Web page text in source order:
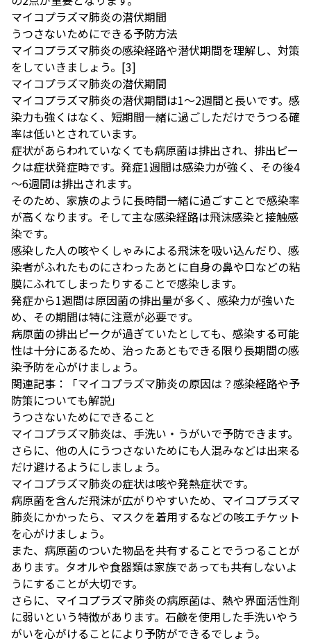
マイコプラズマ肺炎の潜伏期間
うつさないためにできる予防方法
マイコプラズマ肺炎の感染経路や潜伏期間を理解し、対策
をしていきましょう。 [3]
マイコプラズマ肺炎の潜伏期間
マイコプラズマ肺炎の潜伏期間は1～2週間と長いです。感
染力も強くはなく、短期間一緒に過ごしただけでうつる確
率は低いとされています。
症状があらわれていなくても病原菌は排出され、排出ピー
クは症状発症時です。発症1週間は感染力が強く、その後4
～6週間は排出されます。
そのため、家族のように長時間一緒に過ごすことで感染率
が高くなります。そして主な感染経路は飛沫感染と接触感
染です。
感染した人の咳やくしゃみによる飛沫を吸い込んだり、感
染者がふれたものにさわったあとに自身の鼻や口などの粘
膜にふれてしまったりすることで感染します。
発症から1週間は原因菌の排出量が多く、感染力が強いた
め、その期間は特に注意が必要です。
病原菌の排出ピークが過ぎていたとしても、感染する可能
性は十分にあるため、治ったあともできる限り長期間の感
染予防を心がけましょう。
関連記事：
「マイコプラズマ肺炎の原因は？感染経路や予
防策についても解説」
うつさないためにできること
マイコプラズマ肺炎は、手洗い・うがいで予防できます。
さらに、他の人にうつさないためにも人混みなどは出来る
だけ避けるようにしましょう。
マイコプラズマ肺炎の症状は咳や発熱症状です。
病原菌を含んだ飛沫が広がりやすいため、マイコプラズマ
肺炎にかかったら、マスクを着用するなどの咳エチケット
を心がけましょう。
また、病原菌のついた物品を共有することでうつることが
あります。タオルや食器類は家族であっても共有しないよ
うにすることが大切です。
さらに、マイコプラズマ肺炎の病原菌は、熱や界面活性剤
に弱いという特徴があります。石鹸を使用した手洗いやう
がいを心がけることにより予防ができるでしょう。